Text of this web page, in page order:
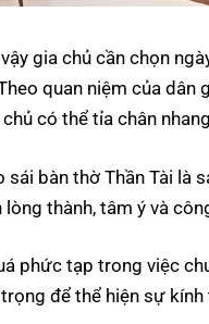
gia chủ cần chọn
quan niệm của dân
có thể tỉa chân
bàn thờ Thần Tài là
thành, tâm ý và
phức tạp trong việc
để thể hiện sự